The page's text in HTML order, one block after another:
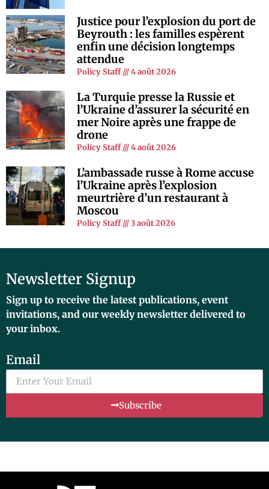
Justice pour l’explosion du port de
Beyrouth : les familles espèrent
enfin une décision longtemps
attendue
Policy Staff 4 août 2026
La Turquie presse la Russie et
l’Ukraine d’assurer la sécurité en
mer Noire après une frappe de
drone
Policy Staff 4 août 2026
L’ambassade russe à Rome accuse
l’Ukraine après l’explosion
meurtrière d’un restaurant à
Moscou
Policy Staff 3 août 2026
Newsletter Signup
Sign up to receive the latest publications, event
invitations, and our weekly newsletter delivered to
your inbox.
Email
Subscribe